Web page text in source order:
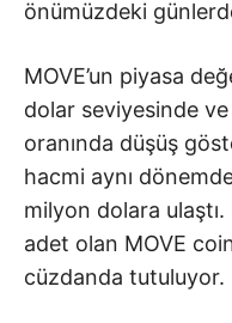
önümüzdeki
MOVE’un piyasa
dolar seviyesinde
oranında düşüş
hacmi aynı
milyon dolara
adet olan MOVE
cüzdanda tutuluyor.